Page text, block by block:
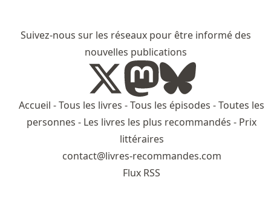
Suivez-nous sur les réseaux pour être informé des
nouvelles publications
Accueil -Tous les livres -Tous les épisodes -Toutes les
personnes - Les livres les plus recommandés - Prix
littéraires
contact@livres-recommandes.com
Flux RSS